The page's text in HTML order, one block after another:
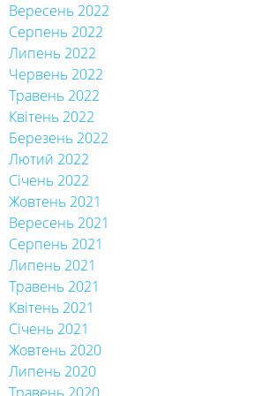
Вересень 2022
Серпень 2022
Липень 2022
Червень 2022
Травень 2022
Квітень 2022
Березень 2022
Лютий 2022
Січень 2022
Жовтень 2021
Вересень 2021
Серпень 2021
Липень 2021
Травень 2021
Квітень 2021
Січень 2021
Жовтень 2020
Липень 2020